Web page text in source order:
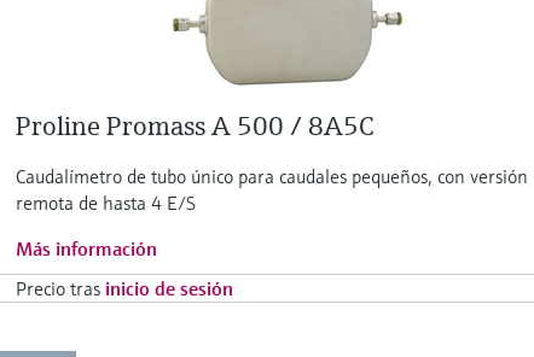
Proline Promass A 500 / 8A5C
Caudalímetro de tubo único para caudales pequeños, con versión
remota de hasta 4 E/S
Más información
Precio tras inicio de sesión